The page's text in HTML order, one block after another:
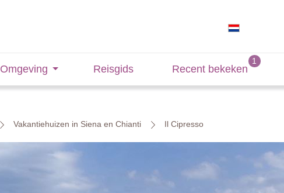
Omgeving Reisgids Recent bekeken
Vakantiehuizen in Siena en Chianti Il Cipresso